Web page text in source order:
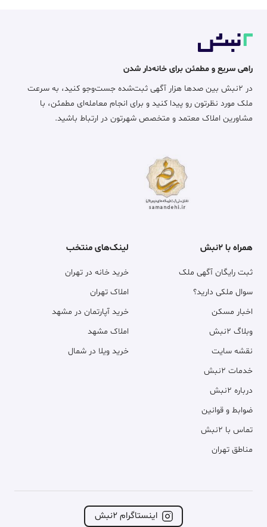
راهی سریع و مطمئن برای خانه‌دار شدن
در ۲نبش بین صدها هزار آگهی ثبت‌شده جست‌وجو کنید، به سرعت
ملک مورد نظرتون رو پیدا کنید و برای انجام معامله‌ای مطمئن، با
مشاورین املاک معتمد و متخصص شهرتون در ارتباط باشید.
همراه با ۲نبش
ثبت رایگان آگهی ملک
سوال ملکی دارید؟
اخبار مسکن
وبلاگ ۲نبش
نقشه سایت
خدمات ۲نبش
درباره ۲نبش
ضوابط و قوانین
تماس با ۲نبش
مناطق تهران
لینک‌های منتخب
خرید خانه در تهران
املاک تهران
خرید آپارتمان در مشهد
املاک مشهد
خرید ویلا در شمال
اینستاگرام ۲نبش